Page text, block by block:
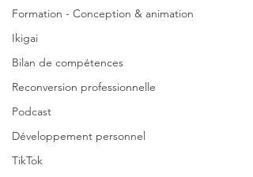
Formation - Conception & animation
Ikigai
Bilan de compétences
Reconversion professionnelle
Podcast
Développement personnel
TikTok